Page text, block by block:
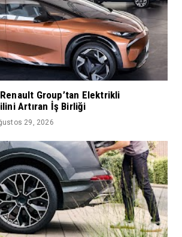
Group’tan Elektrikli
Artıran İş Birliği
29, 2026